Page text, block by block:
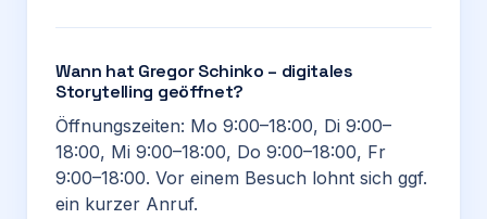
Wann hat Gregor Schinko – digitales
Storytelling geöffnet?
Öffnungszeiten: Mo 9:00–18:00, Di 9:00–
18:00, Mi 9:00–18:00, Do 9:00–18:00, Fr
9:00–18:00. Vor einem Besuch lohnt sich ggf.
ein kurzer Anruf.